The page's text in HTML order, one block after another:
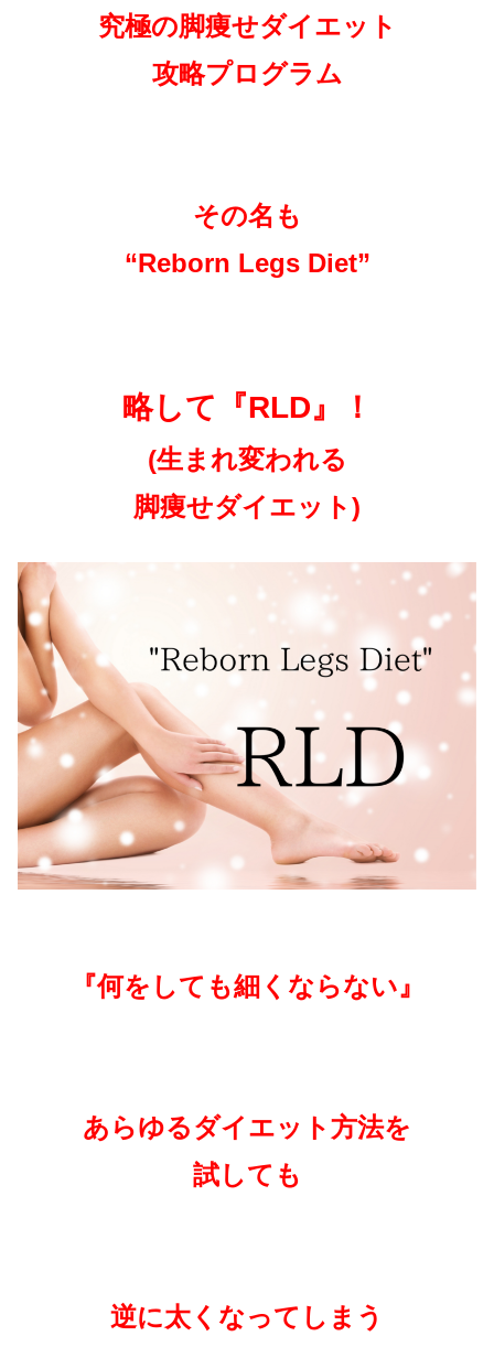
究極の脚痩せダイエット
攻略プログラム
その名も
“Reborn Legs Diet”
略して『RLD』！
(生まれ変われる
脚痩せダイエット)
『何をしても細くならない』
あらゆるダイエット方法を
試しても
逆に太くなってしまう